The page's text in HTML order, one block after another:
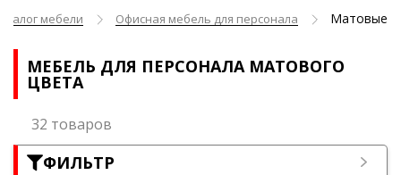
мебели Офисная мебель для персонала Матовые
МЕБЕЛЬ ДЛЯ ПЕРСОНАЛА МАТОВОГО
ЦВЕТА
32 товаров
ФИЛЬТР